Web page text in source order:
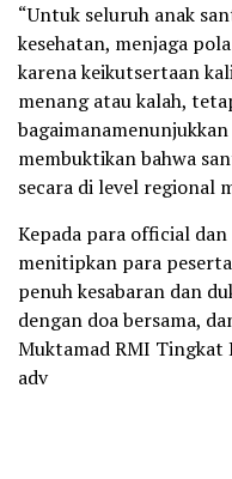
“Untuk seluruh anak
kesehatan, menjaga
karena keikutsertaan
menang atau kalah,
membuktikan bahwa
secara di level regional
Kepada para official
menitipkan para
penuh kesabaran dan
dengan doa bersama,
Muktamad RMI Tingkat
adv